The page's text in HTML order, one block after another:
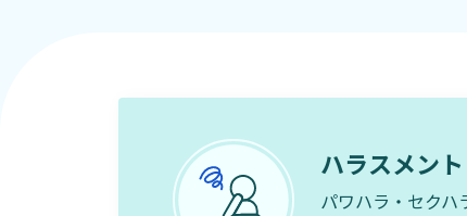
ハラスメン
パワハラ・セク